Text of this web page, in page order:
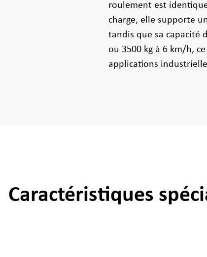
roulement est
charge, elle supporte
tandis que sa capacité
ou 3500 kg à 6 km/h,
applications
Caractéristiques